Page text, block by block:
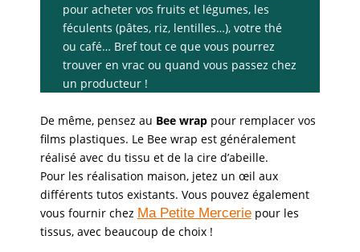
pour acheter vos fruits et légumes, les
féculents (pâtes, riz, lentilles…), votre thé
ou café… Bref tout ce que vous pourrez
trouver en vrac ou quand vous passez chez
un producteur !
De même, pensez au Bee wrappour remplacer vos
films plastiques. Le Bee wrap est généralement
réalisé avec du tissu et de la cire d’abeille.
Pour les réalisation maison, jetez un œil aux
différents tutos existants. Vous pouvez également
vous fournir chez Ma Petite Merceriepour les
tissus, avec beaucoup de choix !